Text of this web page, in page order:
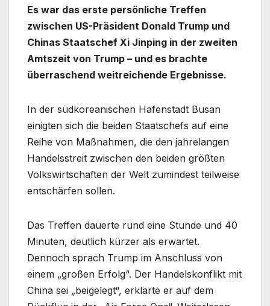
Es war das erste persönliche Treffen
zwischen US-Präsident Donald Trump und
Chinas Staatschef Xi Jinping in der zweiten
Amtszeit von Trump – und es brachte
überraschend weitreichende Ergebnisse.
In der südkoreanischen Hafenstadt Busan
einigten sich die beiden Staatschefs auf eine
Reihe von Maßnahmen, die den jahrelangen
Handelsstreit zwischen den beiden größten
Volkswirtschaften der Welt zumindest teilweise
entschärfen sollen.
Das Treffen dauerte rund eine Stunde und 40
Minuten, deutlich kürzer als erwartet.
Dennoch sprach Trump im Anschluss von
einem „großen Erfolg“. Der Handelskonflikt mit
China sei „beigelegt“, erklärte er auf dem